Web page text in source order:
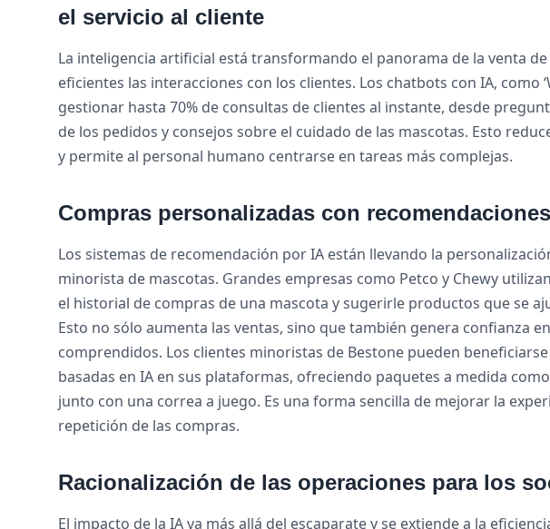
el servicio al cliente
La inteligencia artificial está transformando el panorama de la venta
eficientes las interacciones con los clientes. Los chatbots con IA, como
gestionar hasta 70% de consultas de clientes al instante, desde
de los pedidos y consejos sobre el cuidado de las mascotas. Esto
y permite al personal humano centrarse en tareas más complejas.
Compras personalizadas con
Los sistemas de recomendación por IA están llevando la
minorista de mascotas. Grandes empresas como Petco y Chewy
el historial de compras de una mascota y sugerirle productos que se
Esto no sólo aumenta las ventas, sino que también genera confianza
comprendidos. Los clientes minoristas de Bestone pueden
basadas en IA en sus plataformas, ofreciendo paquetes a medida
junto con una correa a juego. Es una forma sencilla de mejorar la
repetición de las compras.
Racionalización de las operaciones para los
El impacto de la IA va más allá del escaparate y se extiende a la